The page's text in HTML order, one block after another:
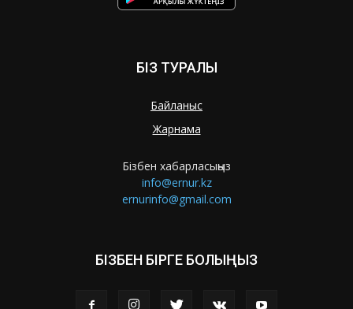
БІЗ ТУРАЛЫ
Байланыс
Жарнама
Бізбен хабарласыңыз
info@ernur.kz
ernurinfo@gmail.com
БІЗБЕН БІРГЕ БОЛЫҢЫЗ